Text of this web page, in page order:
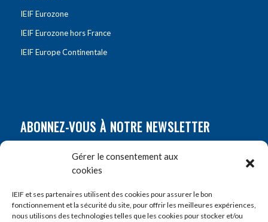
Gérer le consentement aux
cookies
IEIF et ses partenaires utilisent des cookies pour assurer le bon
fonctionnement et la sécurité du site, pour offrir les meilleures expériences,
nous utilisons des technologies telles que les cookies pour stocker et/ou
IEIF Eurozone
IEIF Eurozone hors France
IEIF Europe Continentale
ABONNEZ-VOUS À NOTRE NEWSLETTER
Prénom*